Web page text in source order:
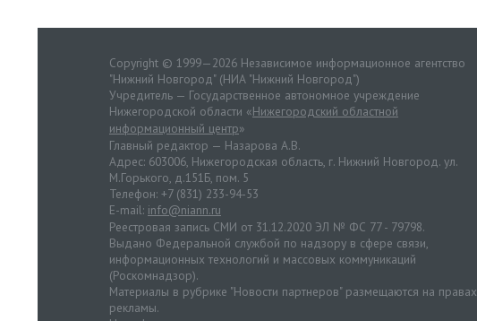
Copyright © 1999—2026 Независимое информационное агентство
"Нижний Новгород" (НИА "Нижний Новгород")
Учредитель — Государственное автономное учреждение
Нижегородской области «Нижегородский областной
информационный центр»
Главный редактор — Назарова А.В.
Адрес: 603006, Нижегородская область, г. Нижний Новгород. ул.
М.Горького, д.151Б, пом. 5
Телефон: +7 (831) 233-94-53
E-mail: info@niann.ru
Реестровая запись СМИ от 31.12.2020 ЭЛ № ФС 77 - 79798.
Выдано Федеральной службой по надзору в сфере связи,
информационных технологий и массовых коммуникаций
(Роскомнадзор).
Материалы в рубрике "Новости партнеров" размещаются на правах
рекламы.